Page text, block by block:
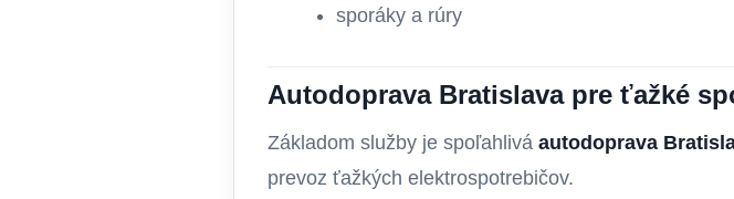
sporáky a rúry
Autodoprava Bratislava pre ťažké
Základom služby je spoľahlivá autodoprava
prevoz ťažkých elektrospotrebičov.